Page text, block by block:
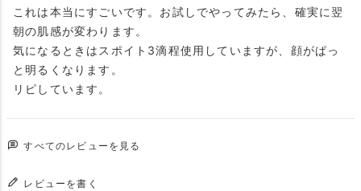
これは本当にすごいです。お試しでやってみたら、確実に翌
朝の肌感が変わります。
気になるときはスポイト3滴程使用していますが、顔がぱっ
と明るくなります。
リピしています。
すべてのレビューを見る
レビューを書く